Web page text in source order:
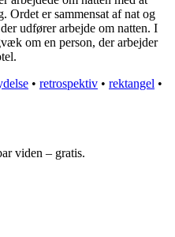
Ordet er sammensat af nat og
udfører arbejde om natten. I
om en person, der arbejder
• retrospektiv • rektangel •
viden – gratis.